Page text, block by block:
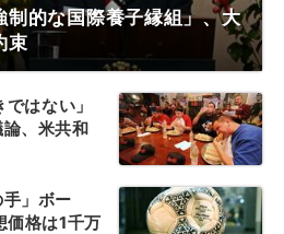
制的な国際養子縁組」、大
束
はない」
、米共和
」ボー
価格は1千万